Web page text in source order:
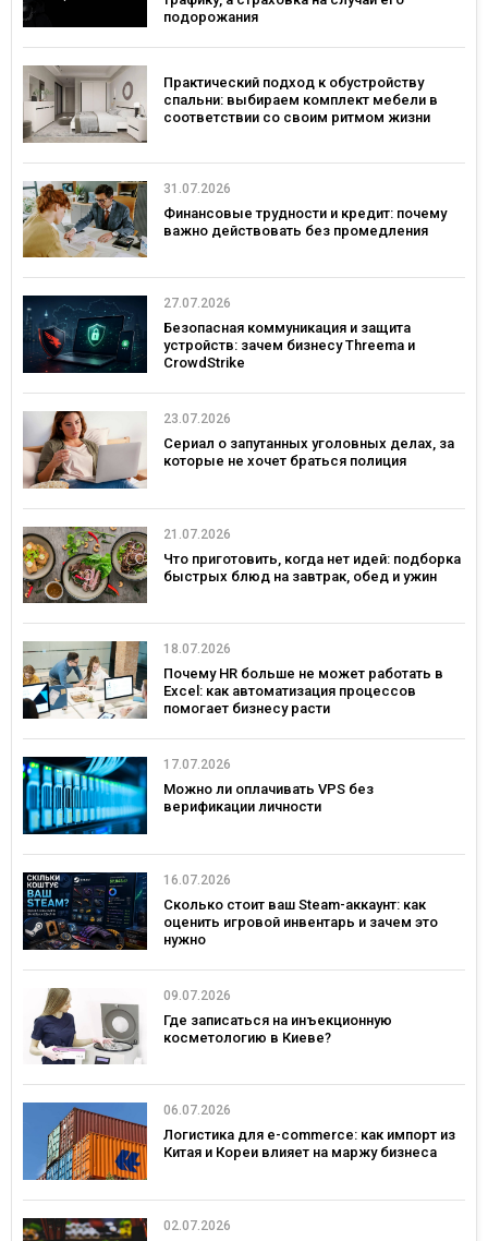
подорожания
Практический подход к обустройству
спальни: выбираем комплект мебели в
соответствии со своим ритмом жизни
31.07.2026
Финансовые трудности и кредит: почему
важно действовать без промедления
27.07.2026
Безопасная коммуникация и защита
устройств: зачем бизнесу Threema и
CrowdStrike
23.07.2026
Сериал о запутанных уголовных делах, за
которые не хочет браться полиция
21.07.2026
Что приготовить, когда нет идей: подборка
быстрых блюд на завтрак, обед и ужин
18.07.2026
Почему HR больше не может работать в
Excel: как автоматизация процессов
помогает бизнесу расти
17.07.2026
Можно ли оплачивать VPS без
верификации личности
16.07.2026
Сколько стоит ваш Steam-аккаунт: как
оценить игровой инвентарь и зачем это
нужно
09.07.2026
Где записаться на инъекционную
косметологию в Киеве?
06.07.2026
Логистика для e-commerce: как импорт из
Китая и Кореи влияет на маржу бизнеса
02.07.2026